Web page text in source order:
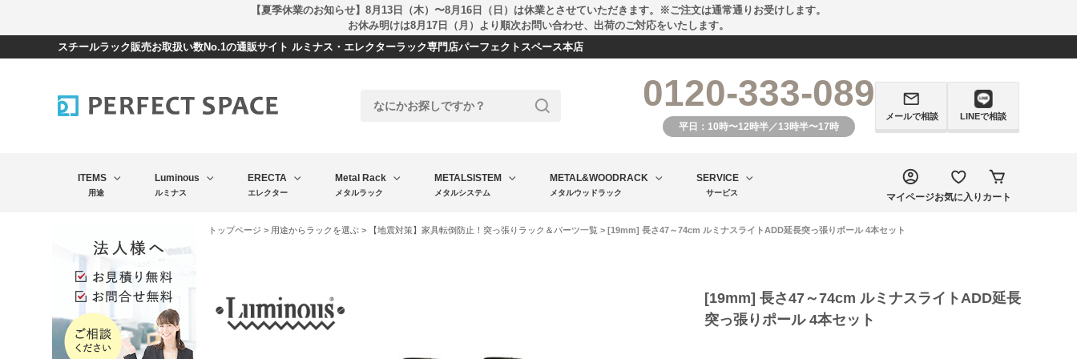
【夏季休業のお知らせ】8月13日（木）〜8月16日（日）は休業とさせていただきます。※ご注文は通常通りお受けします。
お休み明けは8月17日（月）より順次お問い合わせ、出荷のご対応をいたします。
スチールラック販売お取扱い数No.1の通販サイト ルミナス・エレクターラック専門店パーフェクトスペース本店
0120-333-089
平日：10時〜12時半／13時半〜17時
メールで相談 LINEで相談
ITEMS
用途
Luminous
ルミナス
ERECTA
エレクター
Metal Rack
メタルラック
METALSISTEM
メタルシステム
METAL&WOODRACK
メタルウッドラック
SERVICE
サービス マイページお気に入り カート
トップページ > 用途からラックを選ぶ> 【地震対策】家具転倒防止！突っ張りラック＆パーツ一覧> [19mm] 長さ47～74cm ルミナスライトADD延長突っ張りポール 4本セット
[19mm] 長さ47～74cm ルミナスライトADD延長
突っ張りポール 4本セット